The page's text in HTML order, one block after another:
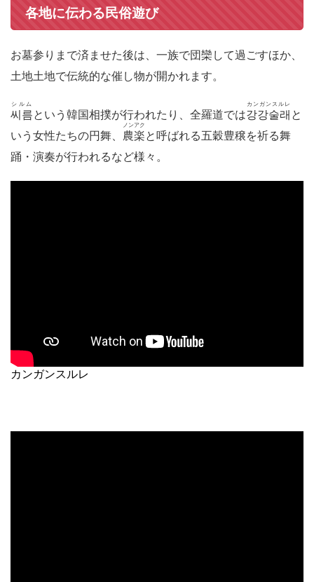
各地に伝わる民俗遊び
お墓参りまで済ませた後は、一族で団欒して過ごすほか、
土地土地で伝統的な催し物が開かれます。
씨름
シルム
という韓国相撲が行われたり、全羅道では강강술래
カンガンスルレ
と
いう女性たちの円舞、 農楽
ノンアク
と呼ばれる五穀豊穣を祈る舞
踊・演奏が行われるなど様々。
カンガンスルレ